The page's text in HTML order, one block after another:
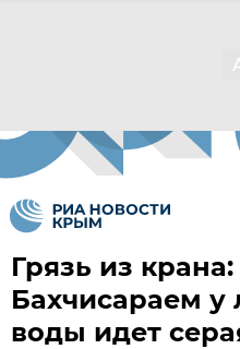
Грязь из
Бахчисараем у
воды идет